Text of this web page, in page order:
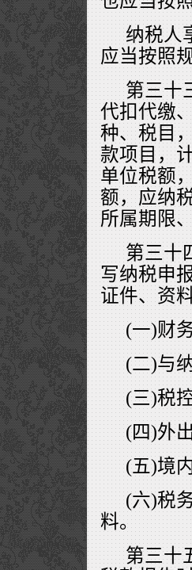
纳税人
应当按照
第三十
代扣代缴
种、税目
款项目，
单位税额
额，应纳
所属期限
第三十
写纳税申
证件、资
(一)财
(二)与
(三)税
(四)外
(五)境
(六)税
料。
第三十